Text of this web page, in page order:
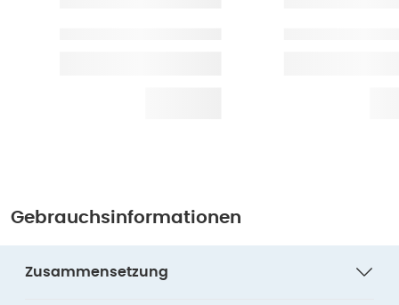
Gebrauchsinformationen
Zusammensetzung